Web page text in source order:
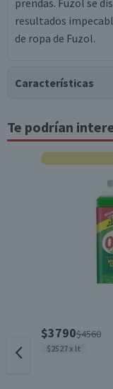
prendas. Fuzol se
resultados
de ropa de Fuzol.
Características
Tipo de
Te podrían
$3790$4560
$2527 x lt